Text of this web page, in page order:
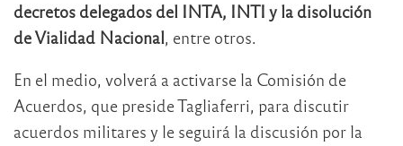
decretos delegados del INTA, INTI y la disolución
de Vialidad Nacional, entre otros.
En el medio, volverá a activarse la Comisión de
Acuerdos, que preside Tagliaferri, para discutir
acuerdos militares y le seguirá la discusión por la